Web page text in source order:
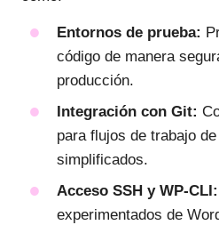
Entornos de prueba:
código de manera
producción.
Integración con Git:
para flujos de trabajo
simplificados.
Acceso SSH y WP-CLI:
experimentados de